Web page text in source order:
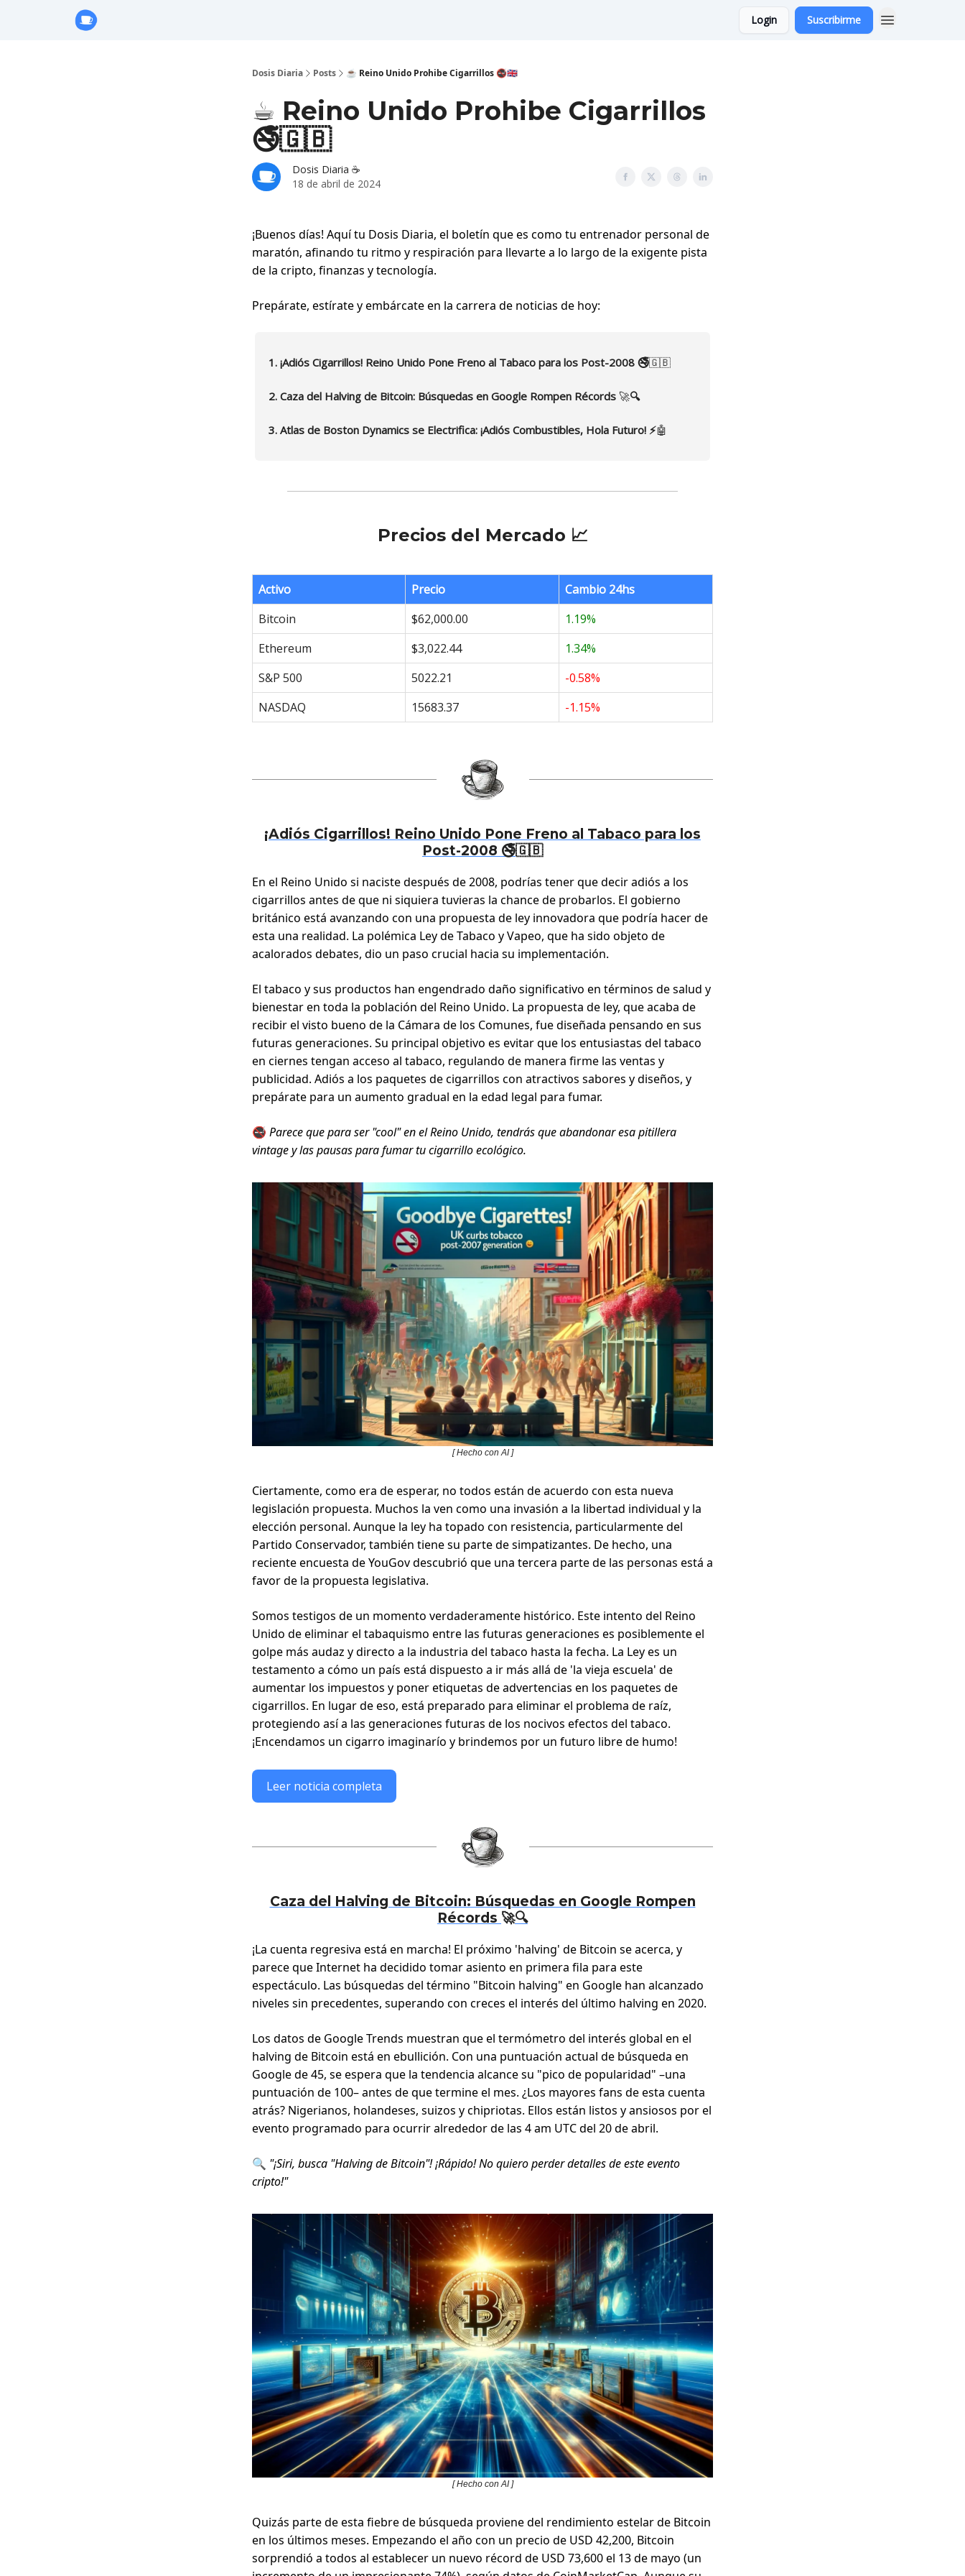
Login Suscribirme
Dosis Diaria Posts ☕️ Reino Unido Prohibe Cigarrillos 🚭🇬🇧
☕️ Reino Unido Prohibe Cigarrillos
🚭🇬🇧
Dosis Diaria ☕️
18 de abril de 2024
¡Buenos días! Aquí tu Dosis Diaria, el boletín que es como tu entrenador personal de
maratón, afinando tu ritmo y respiración para llevarte a lo largo de la exigente pista
de la cripto, finanzas y tecnología.
Prepárate, estírate y embárcate en la carrera de noticias de hoy:
1. ¡Adiós Cigarrillos! Reino Unido Pone Freno al Tabaco para los Post-2008 🚭🇬🇧
2. Caza del Halving de Bitcoin: Búsquedas en Google Rompen Récords 🚀🔍
3. Atlas de Boston Dynamics se Electrifica: ¡Adiós Combustibles, Hola Futuro! ⚡🤖
Precios del Mercado 📈
Activo Precio
Cambio 24hs
Bitcoin
$62,000.00
1.19%
Ethereum
$3,022.44
1.34%
S&P 500
5022.21
-0.58%
NASDAQ
15683.37 -1.15%
¡Adiós Cigarrillos! Reino Unido Pone Freno al Tabaco para los
Post-2008 🚭🇬🇧
En el Reino Unido si naciste después de 2008, podrías tener que decir adiós a los
cigarrillos antes de que ni siquiera tuvieras la chance de probarlos. El gobierno
británico está avanzando con una propuesta de ley innovadora que podría hacer de
esta una realidad. La polémica Ley de Tabaco y Vapeo, que ha sido objeto de
acalorados debates, dio un paso crucial hacia su implementación.
El tabaco y sus productos han engendrado daño significativo en términos de salud y
bienestar en toda la población del Reino Unido. La propuesta de ley, que acaba de
recibir el visto bueno de la Cámara de los Comunes, fue diseñada pensando en sus
futuras generaciones. Su principal objetivo es evitar que los entusiastas del tabaco
en ciernes tengan acceso al tabaco, regulando de manera firme las ventas y
publicidad. Adiós a los paquetes de cigarrillos con atractivos sabores y diseños, y
prepárate para un aumento gradual en la edad legal para fumar.
🚭 Parece que para ser "cool" en el Reino Unido, tendrás que abandonar esa pitillera
vintage y las pausas para fumar tu cigarrillo ecológico.
[ Hecho con AI ]
Ciertamente, como era de esperar, no todos están de acuerdo con esta nueva
legislación propuesta. Muchos la ven como una invasión a la libertad individual y la
elección personal. Aunque la ley ha topado con resistencia, particularmente del
Partido Conservador, también tiene su parte de simpatizantes. De hecho, una
reciente encuesta de YouGov descubrió que una tercera parte de las personas está a
favor de la propuesta legislativa.
Somos testigos de un momento verdaderamente histórico. Este intento del Reino
Unido de eliminar el tabaquismo entre las futuras generaciones es posiblemente el
golpe más audaz y directo a la industria del tabaco hasta la fecha. La Ley es un
testamento a cómo un país está dispuesto a ir más allá de 'la vieja escuela' de
aumentar los impuestos y poner etiquetas de advertencias en los paquetes de
cigarrillos. En lugar de eso, está preparado para eliminar el problema de raíz,
protegiendo así a las generaciones futuras de los nocivos efectos del tabaco.
¡Encendamos un cigarro imaginarío y brindemos por un futuro libre de humo!
Leer noticia completa
Caza del Halving de Bitcoin: Búsquedas en Google Rompen
Récords 🚀🔍
¡La cuenta regresiva está en marcha! El próximo 'halving' de Bitcoin se acerca, y
parece que Internet ha decidido tomar asiento en primera fila para este
espectáculo. Las búsquedas del término "Bitcoin halving" en Google han alcanzado
niveles sin precedentes, superando con creces el interés del último halving en 2020.
Los datos de Google Trends muestran que el termómetro del interés global en el
halving de Bitcoin está en ebullición. Con una puntuación actual de búsqueda en
Google de 45, se espera que la tendencia alcance su "pico de popularidad" –una
puntuación de 100– antes de que termine el mes. ¿Los mayores fans de esta cuenta
atrás? Nigerianos, holandeses, suizos y chipriotas. Ellos están listos y ansiosos por el
evento programado para ocurrir alrededor de las 4 am UTC del 20 de abril.
🔍 "¡Siri, busca "Halving de Bitcoin"! ¡Rápido! No quiero perder detalles de este evento
cripto!"
[ Hecho con AI ]
Quizás parte de esta fiebre de búsqueda proviene del rendimiento estelar de Bitcoin
en los últimos meses. Empezando el año con un precio de USD 42,200, Bitcoin
sorprendió a todos al establecer un nuevo récord de USD 73,600 el 13 de mayo (un